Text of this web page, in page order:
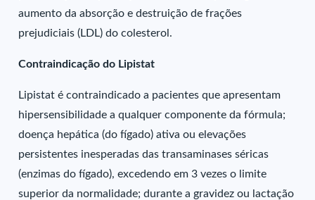
aumento da absorção e destruição de frações
prejudiciais (LDL) do colesterol.
Contraindicação do Lipistat
Lipistat é contraindicado a pacientes que apresentam
hipersensibilidade a qualquer componente da fórmula;
doença hepática (do fígado) ativa ou elevações
persistentes inesperadas das transaminases séricas
(enzimas do fígado), excedendo em 3 vezes o limite
superior da normalidade; durante a gravidez ou lactação